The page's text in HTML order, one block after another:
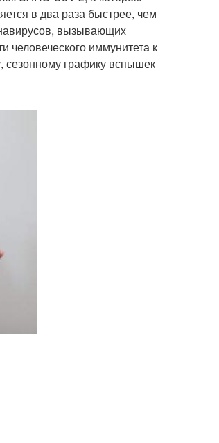
в два раза быстрее, чем
вызывающих
человеческого иммунитета к
сезонному графику вспышек